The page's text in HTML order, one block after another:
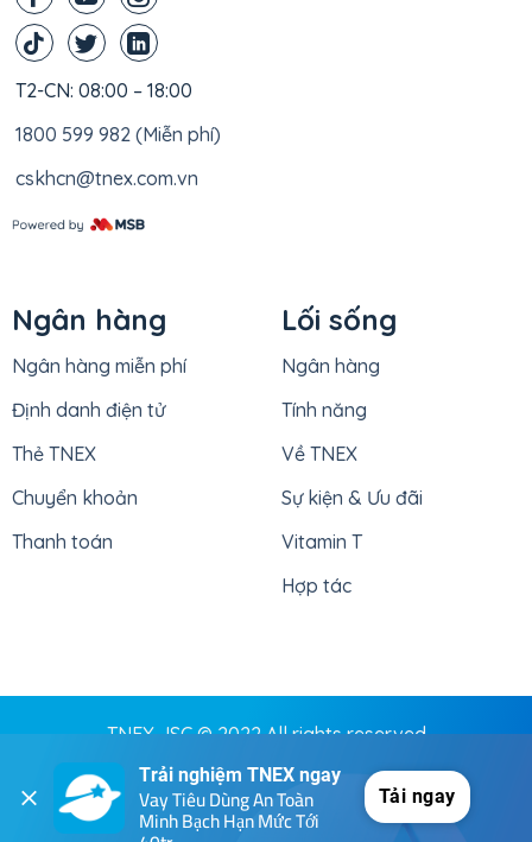
T2-CN: 08:00 – 18:00
1800 599 982 (Miễn phí)
cskhcn@tnex.com.vn
Ngân hàng
Ngân hàng miễn phí
Định danh điện tử
Thẻ TNEX
Chuyển khoản
Thanh toán
Lối sống
Ngân hàng
Tính năng
Về TNEX
Sự kiện & Ưu đãi
Vitamin T
Hợp tác
TNEX JSC © 2022 All rights reserved
Ngân hàng thuần số cung cấp dịch vụ tài chính miễn phí
và thuận ích sống dành cho người Việt
Điều khoản & Điều kiện-Chính sách bảo mật-Hạn mức
Trải nghiệm TNEX ngay
Vay Tiêu Dùng An Toàn
Minh Bạch Hạn Mức Tới
Tải ngay